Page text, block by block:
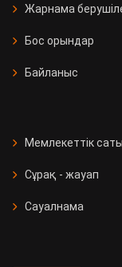
Жарнама
Бос орындар
Байланыс
Мемлекеттік
Сұрақ - жауап
Сауалнама